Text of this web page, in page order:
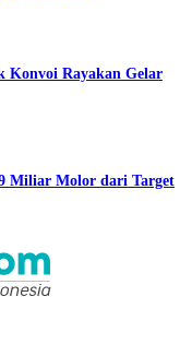
Konvoi Rayakan Gelar
Miliar Molor dari Target